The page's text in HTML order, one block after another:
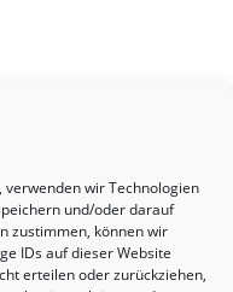
verwenden wir Technologien
und/oder darauf
zustimmen, können wir
IDs auf dieser Website
erteilen oder zurückziehen,